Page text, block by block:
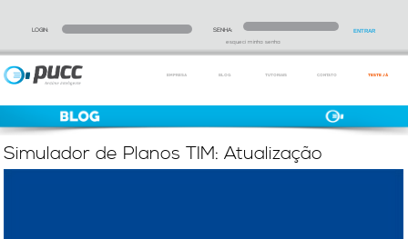
LOGIN:
SENHA:
esqueci minha senha
TESTE JÁ
CONTATO
TUTORIAIS
BLOG
EMPRESA
Simulador de Planos TIM: Atualização